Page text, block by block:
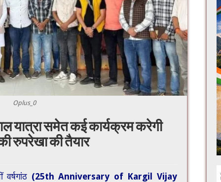
Oplus_0
यात्रा समेत कई कार्यक्रम करेगी
रुपरेखा की तैयार
(25th Anniversary of Kargil Vijay